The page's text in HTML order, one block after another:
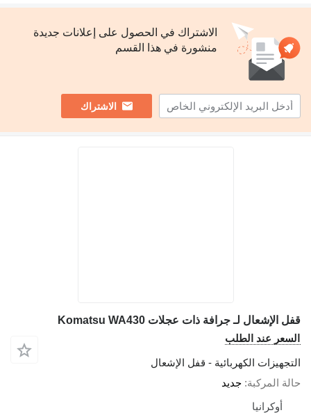
الاشتراك في الحصول على إعلانات جديدة
منشورة في هذا القسم
الاشتراك
قفل الإشعال لـ جرافة ذات عجلات Komatsu WA430
السعر عند الطلب
التجهيزات الكهربائية - قفل الإشعال
حالة المركبة جديد
أوكرانيا